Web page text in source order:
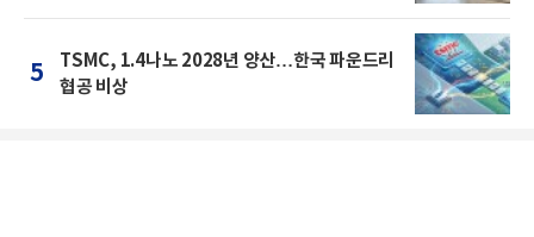
5
TSMC, 1.4나노 2028년 양산…한국 파운드리
협공 비상